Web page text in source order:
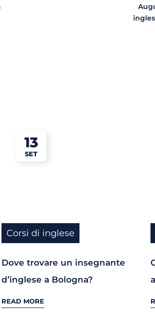
13
SET
Corsi di inglese
Dove trovare un insegnante
d’inglese a Bologna?
READ MORE